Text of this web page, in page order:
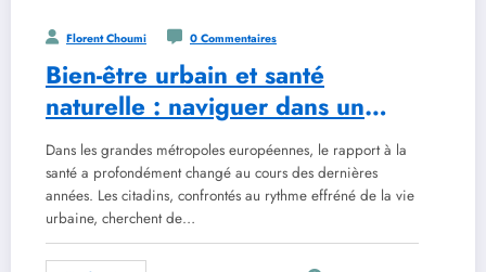
Florent Choumi 0 Commentaires
Bien-être urbain et santé
naturelle : naviguer dans un
cadre réglementaire en
évolution avec les outils de
2026
Dans les grandes métropoles européennes, le rapport à la
santé a profondément changé au cours des dernières
années. Les citadins, confrontés au rythme effréné de la vie
urbaine, cherchent de…